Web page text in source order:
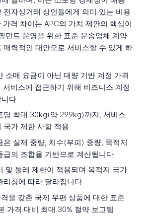
전자상거래 상인들에게 의미 있는 비용
가격 차이는 APC의 가치 제안의 핵심이
먼트 운영을 위한 표준 운송업체 계약
매력적인 대안으로 서비스할 수 있게 하
소매 요금이 아닌 대량 기반 계정 가격
서비스에 접근하기 위해 비즈니스 계정
다
당 최대 30kg(약 29.9kg)까지, 서비스
국가 제한 사항 적용
은 실제 중량, 치수(부피) 중량, 목적지
급의 조합을 기반으로 계산됩니다
및 둘레 제한이 적용되며 목적지 국가
리청에 따라 달라집니다
을 갖춘 국제 우편 상품에 대한 표준
가격 대비 최대 30% 절약 보고됨